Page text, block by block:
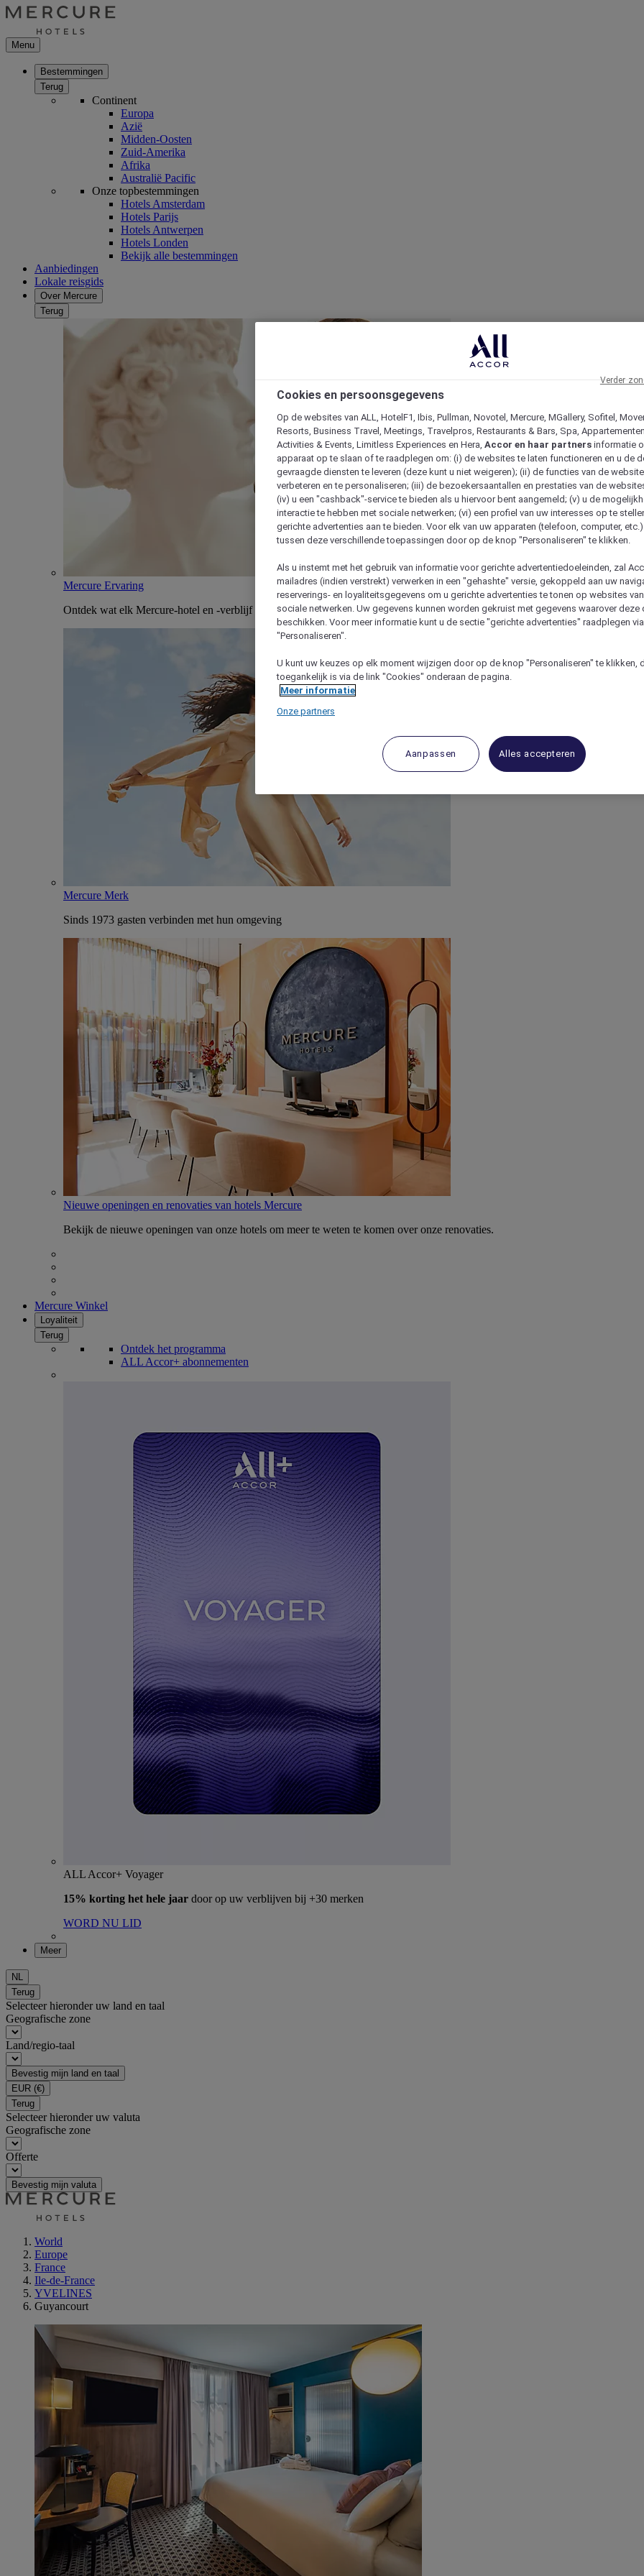
Menu
Bestemmingen
Terug
Continent
Europa
Azië
Midden-Oosten
Zuid-Amerika
Afrika
Australië Pacific
Onze topbestemmingen
Hotels Amsterdam
Hotels Parijs
Hotels Antwerpen
Hotels Londen
Bekijk alle bestemmingen
Aanbiedingen
Lokale reisgids
Over Mercure
Terug
Mercure Ervaring
Ontdek wat elk Mercure-hotel en -verblijf uniek maakt
Mercure Merk
Sinds 1973 gasten verbinden met hun omgeving
Nieuwe openingen en renovaties van hotels Mercure
Bekijk de nieuwe openingen van onze hotels om meer te weten te komen over onze renovaties.
Mercure Winkel
Loyaliteit
Terug
Ontdek het programma
ALL Accor+ abonnementen
ALL Accor+ Voyager
15% korting het hele jaar door op uw verblijven bij +30 merken
WORD NU LID
Meer
NL
Terug
Selecteer hieronder uw land en taal
Geografische zone
Land/regio-taal
Bevestig mijn land en taal
EUR (€)
Terug
Selecteer hieronder uw valuta
Geografische zone
Offerte
Bevestig mijn valuta
World
Europe
France
Ile-de-France
YVELINES
Guyancourt
Cookies en persoonsgegevens
Op de websites van ALL, HotelF1, Ibis, Pullman, Novotel, Mercure, MGallery, Sofitel,
Resorts, Business Travel, Meetings, Travelpros, Restaurants & Bars, Spa,
Activities & Events, Limitless Experiences en Hera, Accor en haar partners informatie
apparaat op te slaan of te raadplegen om: (i) de websites te laten functioneren en u de
gevraagde diensten te leveren (deze kunt u niet weigeren); (ii) de functies van de
verbeteren en te personaliseren; (iii) de bezoekersaantallen en prestaties van de
(iv) u een "cashback"-service te bieden als u hiervoor bent aangemeld; (v) u de
interactie te hebben met sociale netwerken; (vi) een profiel van uw interesses op te
gerichte advertenties aan te bieden. Voor elk van uw apparaten (telefoon, computer,
tussen deze verschillende toepassingen door op de knop "Personaliseren" te klikken.
Als u instemt met het gebruik van informatie voor gerichte advertentiedoeleinden, zal
mailadres (indien verstrekt) verwerken in een "gehashte" versie, gekoppeld aan uw
reserverings- en loyaliteitsgegevens om u gerichte advertenties te tonen op websites
sociale netwerken. Uw gegevens kunnen worden gekruist met gegevens waarover deze
beschikken. Voor meer informatie kunt u de sectie "gerichte advertenties" raadplegen
"Personaliseren".
U kunt uw keuzes op elk moment wijzigen door op de knop "Personaliseren" te klikken,
toegankelijk is via de link "Cookies" onderaan de pagina.
Meer informatie
Onze partners
Aanpassen Alles accepteren
Verder